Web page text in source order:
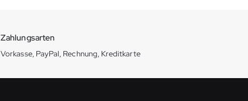
Zahlungsarten
Vorkasse, PayPal, Rechnung, Kreditkarte